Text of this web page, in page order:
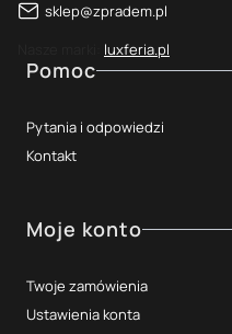
sklep@zpradem.pl
luxferia.pl
Linki w stopce
Pomoc
Pytania i odpowiedzi
Kontakt
Moje konto
Twoje zamówienia
Ustawienia konta